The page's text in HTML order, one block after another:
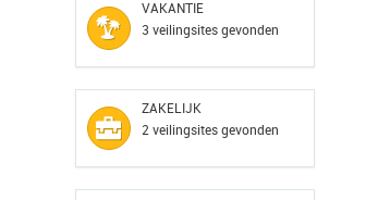
VAKANTIE
3 veilingsites gevonden
ZAKELIJK
2 veilingsites gevonden